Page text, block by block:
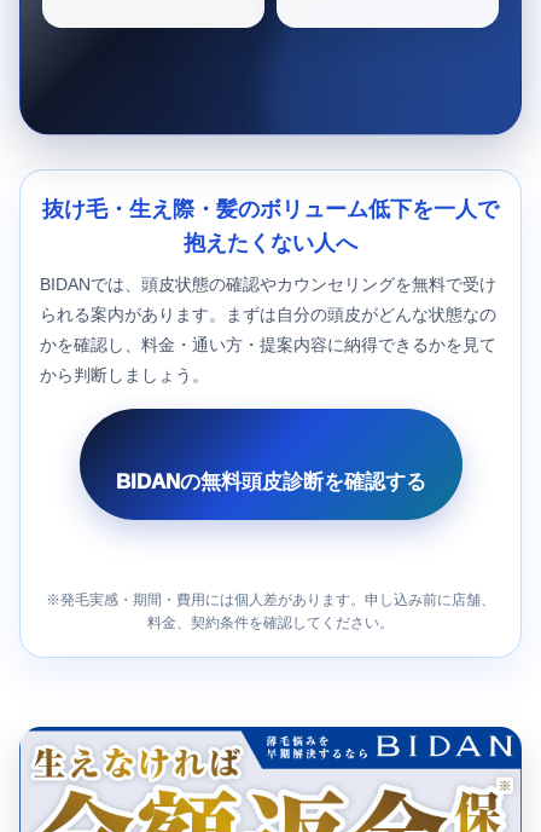
抜け毛・生え際・髪のボリューム低下を一人で
抱えたくない人へ
BIDANでは、頭皮状態の確認やカウンセリングを無料で受け
られる案内があります。まずは自分の頭皮がどんな状態なの
かを確認し、料金・通い方・提案内容に納得できるかを見て
から判断しましょう。
BIDANの無料頭皮診断を確認する
※発毛実感・期間・費用には個人差があります。申し込み前に店舗、
料金、契約条件を確認してください。